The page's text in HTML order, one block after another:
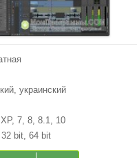
украинский
7, 8, 8.1, 10
bit, 64 bit